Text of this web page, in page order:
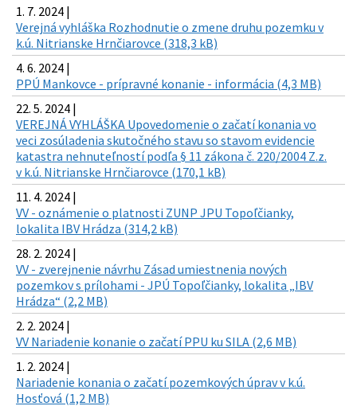
1. 7. 2024 |
Verejná vyhláška Rozhodnutie o zmene druhu pozemku v
k.ú. Nitrianske Hrnčiarovce (318,3 kB)
4. 6. 2024 |
PPÚ Mankovce - prípravné konanie - informácia (4,3 MB)
22. 5. 2024 |
VEREJNÁ VYHLÁŠKA Upovedomenie o začatí konania vo
veci zosúladenia skutočného stavu so stavom evidencie
katastra nehnuteľností podľa § 11 zákona č. 220/2004 Z.z.
v k.ú. Nitrianske Hrnčiarovce (170,1 kB)
11. 4. 2024 |
VV - oznámenie o platnosti ZUNP JPU Topoľčianky,
lokalita IBV Hrádza (314,2 kB)
28. 2. 2024 |
VV - zverejnenie návrhu Zásad umiestnenia nových
pozemkov s prílohami - JPÚ Topoľčianky, lokalita „IBV
Hrádza“ (2,2 MB)
2. 2. 2024 |
VV Nariadenie konanie o začatí PPU ku SILA (2,6 MB)
1. 2. 2024 |
Nariadenie konania o začatí pozemkových úprav v k.ú.
Hosťová (1,2 MB)